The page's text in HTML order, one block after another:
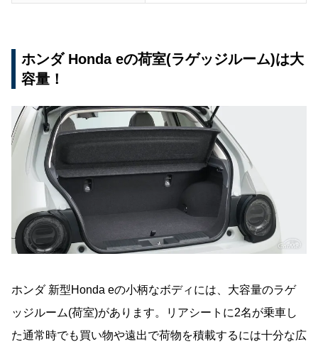
ホンダ Honda eの荷室(ラゲッジルーム)は大
容量！
ホンダ 新型Honda eの小柄なボディには、大容量のラゲ
ッジルーム(荷室)があります。リアシートに2名が乗車し
た通常時でも買い物や遠出で荷物を積載するには十分な広